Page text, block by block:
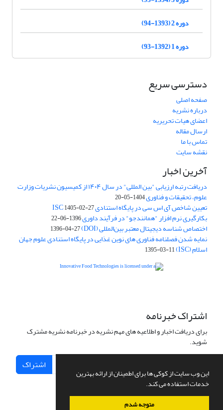
این وب سایت از کوکی ها برای اطمینان از ارائه بهترین
خدمات استفاده می کند.
متوجه شدم
دوره 2 (1393-94)
دوره 1 (1392-93)
دسترسی سریع
صفحه اصلی
درباره نشریه
اعضای هیات تحریریه
ارسال مقاله
تماس با ما
نقشه سایت
آخرین اخبار
دریافت رتبه ارزیابی "بین المللی" در سال ۱۴۰۴ از کمیسیون نشریات وزارت
علوم، تحقیقات و فناوری1404-05-20
تعیین شاخص آی اس سی در پایگاه استنادی ISC1405-02-27
بکارگیری نرم افزار "همانندجو" در فرآیند داوری1396-06-22
اختصاص شناسه دیجیتال معتبر بین‌المللی (DOI) 1396-04-27
نمایه شدن فصلنامه فناوری های نوین غذایی در پایگاه استنادی علوم جهان
اسلام (ISC) 1395-03-11
اشتراک خبرنامه
برای دریافت اخبار و اطلاعیه های مهم نشریه در خبرنامه نشریه مشترک
شوید.
اشتراک